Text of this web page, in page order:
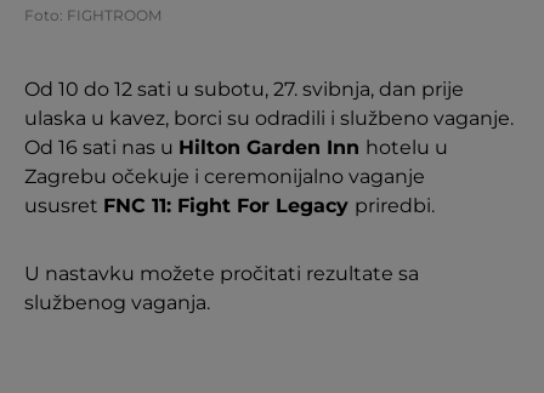
Foto: FIGHTROOM
Od 10 do 12 sati u subotu, 27. svibnja, dan prije
ulaska u kavez, borci su odradili i službeno vaganje.
Od 16 sati nas u Hilton Garden Inn hotelu u
Zagrebu očekuje i ceremonijalno vaganje
ususret FNC 11: Fight For Legacy priredbi.
U nastavku možete pročitati rezultate sa
službenog vaganja.